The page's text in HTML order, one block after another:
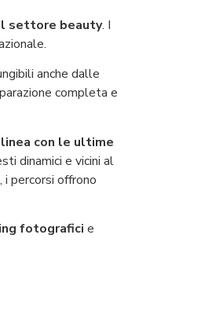
settore beauty. I
anche dalle
completa e
con le ultime
dinamici e vicini al
percorsi offrono
fotografici e